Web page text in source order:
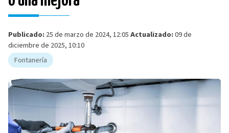
Publicado: 25 de marzo de 2024, 12:05Actualizado:09 de
diciembre de 2025, 10:10
Fontanería